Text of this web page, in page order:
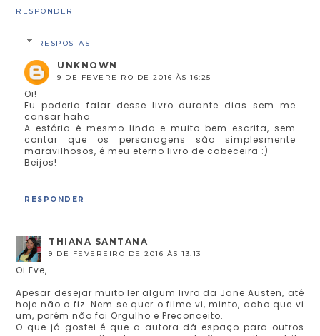
RESPONDER
RESPOSTAS
UNKNOWN
9 DE FEVEREIRO DE 2016 ÀS 16:25
Oi!
Eu poderia falar desse livro durante dias sem me
cansar haha
A estória é mesmo linda e muito bem escrita, sem
contar que os personagens são simplesmente
maravilhosos, é meu eterno livro de cabeceira :)
Beijos!
RESPONDER
THIANA SANTANA
9 DE FEVEREIRO DE 2016 ÀS 13:13
Oi Eve,
Apesar desejar muito ler algum livro da Jane Austen, até
hoje não o fiz. Nem se quer o filme vi, minto, acho que vi
um, porém não foi Orgulho e Preconceito.
O que já gostei é que a autora dá espaço para outros